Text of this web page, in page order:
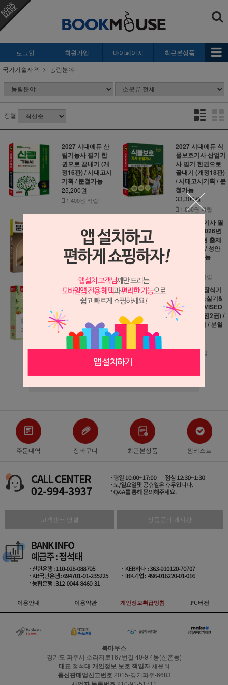
로그인 회원가입 마이페이지
최근본상품
국가기술자격
농림분야
정렬
2027 시대에듀 산
림기능사 필기 한
권으로 끝내기 (개
정16판) / 시대고시
기획 / 분철가능
25,200원
1,400원 적립
2027 시대에듀 식
물보호기사·산업기
사 필기 한권으로
끝내기 (개정18판)
/ 시대고시기획 / 분
철가능
33,300원
1,850원 적립
판) / 예가 / 분철가
27,000원
1,500원 적립
2026 산림기사 필
기+실기 (2026년
부터 변경된 출제
기준 적용) / 성안
당 / 분철가능
2,450원 적립
2027 식물보호기
사 필기 (개정증보
7판) / 성안당 / 분
철가능
32,400원
1,800원 적립
2027 화훼장식기
능사 필기&실기&
미니북 REVISED
EDITION (전2권) /
수풀미디어 / 분철
290원 적립
주문내역 장바구니 최근본상품 찜리스트
고객센터 연결 상품문의 게시판
이용안내 이용약관 개인정보취급방침 PC버전
북마우스
경기도 파주시 소라지로167번길 40-9 4동(신촌동)
대표 정석태 개인정보 보호 책임자채윤희
통신판매업신고번호 2015-경기파주-6683